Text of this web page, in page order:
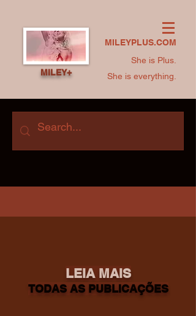
MILEYPLUS.COM
She is Plus.
She is everything.
MILEY+
LEIA MAIS
TODAS AS PUBLICAÇÕES